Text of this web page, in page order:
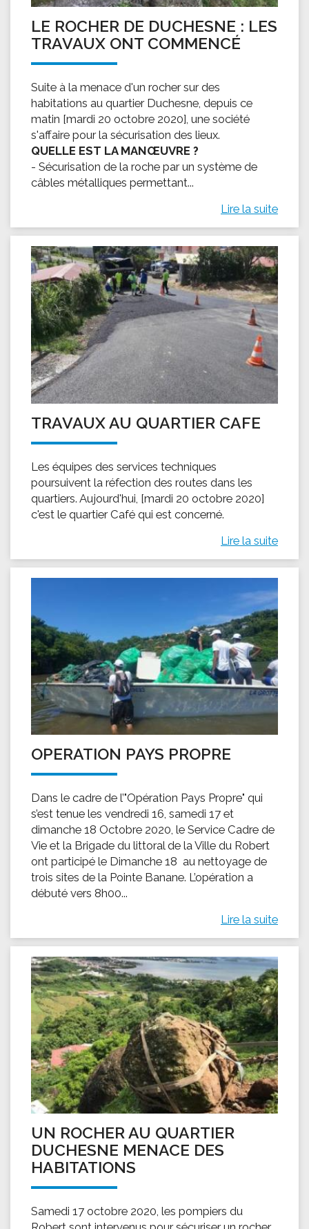
LE ROCHER DE DUCHESNE : LES
TRAVAUX ONT COMMENCÉ
Suite à la menace d'un rocher sur des
habitations au quartier Duchesne, depuis ce
matin [mardi 20 octobre 2020], une société
s'affaire pour la sécurisation des lieux.
QUELLE EST LA MANŒUVRE ?
- Sécurisation de la roche par un système de
câbles métalliques permettant...
Lire la suite
TRAVAUX AU QUARTIER CAFE
Les équipes des services techniques
poursuivent la réfection des routes dans les
quartiers. Aujourd'hui, [mardi 20 octobre 2020]
c'est le quartier Café qui est concerné.
Lire la suite
OPERATION PAYS PROPRE
Dans le cadre de l’"Opération Pays Propre" qui
s’est tenue les vendredi 16, samedi 17 et
dimanche 18 Octobre 2020, le Service Cadre de
Vie et la Brigade du littoral de la Ville du Robert
ont participé le Dimanche 18 au nettoyage de
trois sites de la Pointe Banane. L’opération a
débuté vers 8h00...
Lire la suite
UN ROCHER AU QUARTIER
DUCHESNE MENACE DES
HABITATIONS
Samedi 17 octobre 2020, les pompiers du